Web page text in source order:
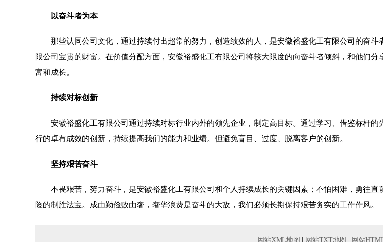
以奋斗者为本
那些认同公司文化，通过持续付出超常的努力，创造绩效的人，是安徽裕盛化工有限公司的奋斗
限公司宝贵的财富。在价值分配方面，安徽裕盛化工有限公司将较大限度的向奋斗者倾斜，和他们分
富和成长。
持续对标创新
安徽裕盛化工有限公司通过持续对标行业内外的领先企业，制定高目标。通过学习、借鉴标杆的
行的卓有成效的创新，持续提高我们的能力和业绩。但避免盲目、过度、脱离客户的创新。
坚持艰苦奋斗
不畏艰苦，努力奋斗，是安徽裕盛化工有限公司和个人持续成长的关键因素；不怕困难，勇往直
险的制胜法宝。成由勤俭败由奢，奢华浪费是奋斗的大敌，我们必须长期保持艰苦务实的工作作风。
网站XML地图 网站TXT地图 网站